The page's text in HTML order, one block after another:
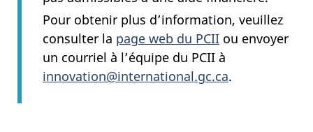
Pour obtenir plus d’information, veuillez
consulter la page web du PCII ou envoyer
un courriel à l’équipe du PCII à
innovation@international.gc.ca.